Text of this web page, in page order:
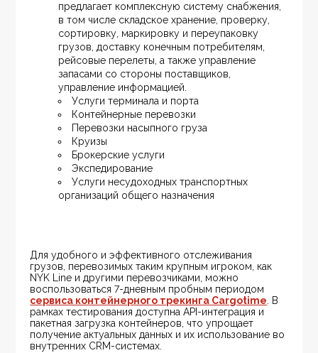
предлагает комплексную систему снабжения,
в том числе складское хранение, проверку,
сортировку, маркировку и переупаковку
грузов, доставку конечным потребителям,
рейсовые перелеты, а также управление
запасами со стороны поставщиков,
управление информацией.
Услуги терминала и порта
Контейнерные перевозки
Перевозки насыпного груза
Круизы
Брокерские услуги
Экспедирование
Услуги несудоходных транспортных
организаций общего назначения
Для удобного и эффективного отслеживания
грузов, перевозимых таким крупным игроком, как
NYK Line и другими перевозчиками, можно
воспользоваться 7-дневным пробным периодом
сервиса контейнерного трекинга Cargotime. В
рамках тестирования доступна API-интеграция и
пакетная загрузка контейнеров, что упрощает
получение актуальных данных и их использование во
внутренних CRM-системах.